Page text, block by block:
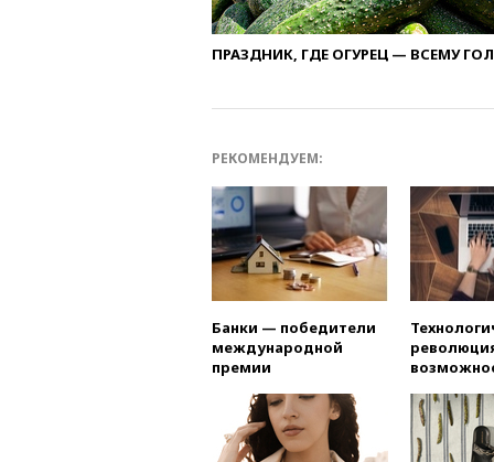
ПРАЗДНИК, ГДЕ ОГУРЕЦ — ВСЕМУ
РЕКОМЕНДУЕМ:
Банки — победители
международной
премии